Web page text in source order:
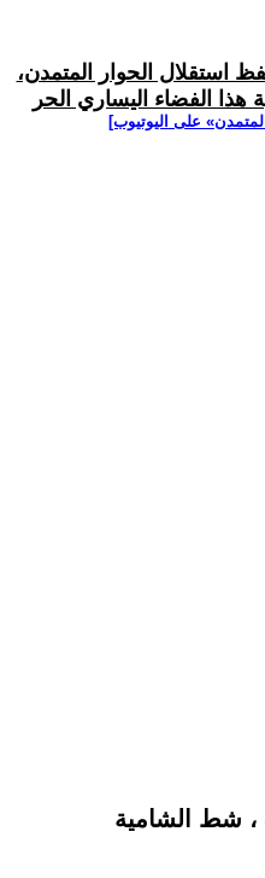
استقلال الحوار المتمدن،
الفضاء اليساري الحر
على اليوتيوب]
شط الشامية